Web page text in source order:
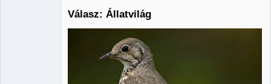
Válasz: Állatvilág